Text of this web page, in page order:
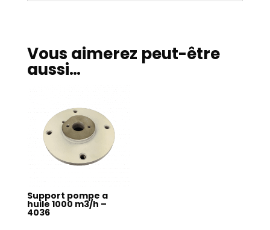
Vous aimerez peut-être
aussi…
Support pompe a
huile 1000 m3/h –
4036